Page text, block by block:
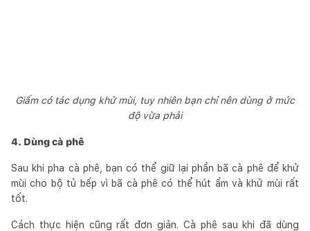
Giấm có tác dụng khử mùi, tuy nhiên bạn chỉ nên dùng ở mức
độ vừa phải
4. Dùng cà phê
Sau khi pha cà phê, bạn có thể giữ lại phần bã cà phê để khử
mùi cho bộ tủ bếp vì bã cà phê có thể hút ẩm và khử mùi rất
tốt.
Cách thực hiện cũng rất đơn giản. Cà phê sau khi đã dùng